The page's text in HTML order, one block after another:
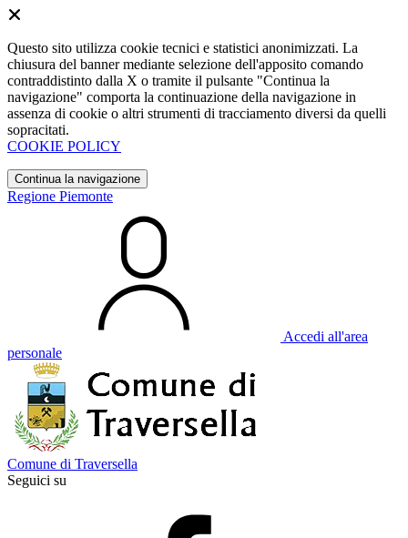
Questo sito utilizza cookie tecnici e statistici anonimizzati. La
chiusura del banner mediante selezione dell'apposito comando
contraddistinto dalla X o tramite il pulsante "Continua la
navigazione" comporta la continuazione della navigazione in
assenza di cookie o altri strumenti di tracciamento diversi da quelli
sopracitati.
COOKIE POLICY
Continua la navigazione
Regione Piemonte
Accedi all'area
personale
Comune di Traversella
Seguici su